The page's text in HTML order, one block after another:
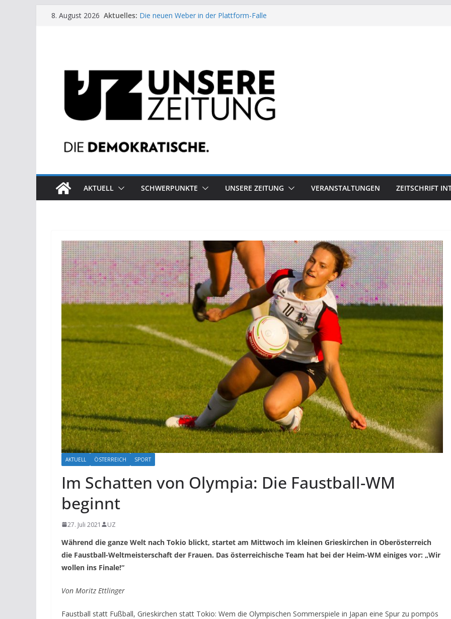
Zum8. August 2026 Aktuelles: Die neuen Weber in der Plattform-Falle
AKTUELL SCHWERPUNKTE UNSERE ZEITUNG VERANSTALTUNGEN ZEITSCHRIFT
AKTUELL ÖSTERREICH SPORT
Im Schatten von Olympia: Die Faustball-WM
beginnt
27. Juli 2021 UZ
Während die ganze Welt nach Tokio blickt, startet am Mittwoch im kleinen Grieskirchen in Oberösterreich
die Faustball-Weltmeisterschaft der Frauen. Das österreichische Team hat bei der Heim-WM einiges vor: „Wir
wollen ins Finale!“
Von Moritz Ettlinger
Faustball statt Fußball, Grieskirchen statt Tokio: Wem die Olympischen Sommerspiele in Japan eine Spur zu pompös